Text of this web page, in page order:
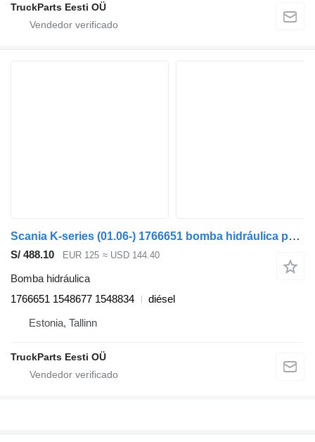
TruckParts Eesti OÜ
Scania K-series (01.06-) 1766651 bomba hidráulica para Scania K,N,F-series bus (2006-) autobús
S/ 488.10 EUR 125 ≈ USD 144.40
Bomba hidráulica
1766651 1548677 1548834
diésel
Estonia, Tallinn
TruckParts Eesti OÜ